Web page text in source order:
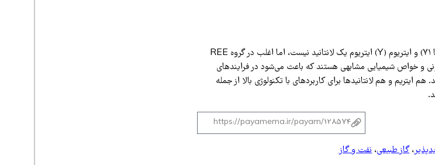
از عناصر نادر خاکی لانتانیدها (اعداد اتمی ۵۷ تا ۷۱) و ایتریوم (Y) ایتریوم یک لانتانید نیست، اما اغلب در گروه REE
یونی و خواص شیمیایی مشابهی هستند که باعث می‌شود در فرایندهای
ایتریم و هم لانتانیدها برای کاربردهای با تکنولوژی بالا از جمله
،گاز طبیعی،نفت و گاز